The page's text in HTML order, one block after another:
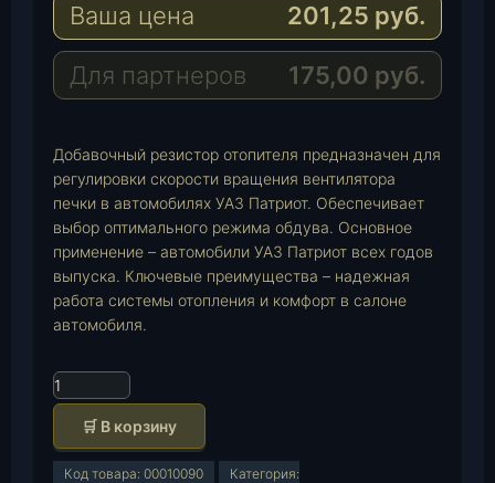
r
a
m
s
A
p
a
i
l
Ваша цена 201,25 руб.
Для партнеров 175,00 руб.
Добавочный резистор отопителя предназначен для
регулировки скорости вращения вентилятора
печки в автомобилях УАЗ Патриот. Обеспечивает
выбор оптимального режима обдува. Основное
применение – автомобили УАЗ Патриот всех годов
выпуска. Ключевые преимущества – надежная
работа системы отопления и комфорт в салоне
автомобиля.
К
о
и
🛒 В корзину
Код товара: 00010090
Категория: